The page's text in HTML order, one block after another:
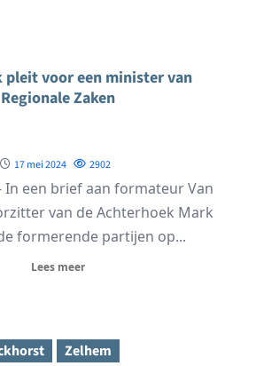
pleit voor een minister van
Regionale Zaken
17 mei 2024 2902
- In een brief aan formateur Van
van de Achterhoek Mark
formerende partijen op...
Lees meer
Zelhem